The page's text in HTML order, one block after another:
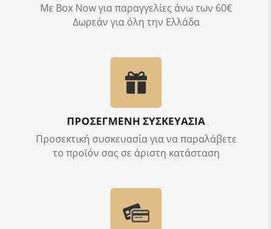
Με Box Now για παραγγελίες άνω των 60€
Δωρεάν για όλη την Ελλάδα
ΠΡΟΣΕΓΜΕΝΗ ΣΥΣΚΕΥΑΣΙΑ
Προσεκτική συσκευασία για να παραλάβετε
το προϊόν σας σε άριστη κατάσταση